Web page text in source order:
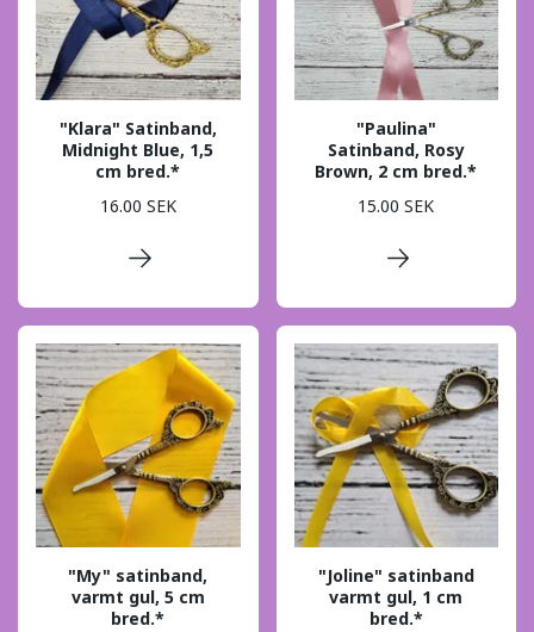
"Klara" Satinband,
Midnight Blue, 1,5
cm bred.*
16.00 SEK
"Paulina"
Satinband, Rosy
Brown, 2 cm bred.*
15.00 SEK
"My" satinband,
varmt gul, 5 cm
bred.*
"Joline" satinband
varmt gul, 1 cm
bred.*